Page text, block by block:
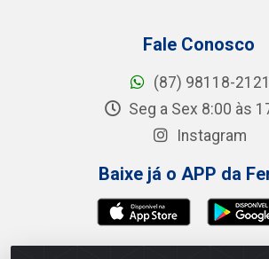
Fale Conosco
(87) 98118-2121
Seg a Sex 8:00 às
Instagram
Baixe já o APP da